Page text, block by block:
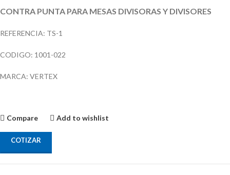
CONTRA PUNTA PARA MESAS DIVISORAS Y DIVISORES
REFERENCIA: TS-1
CODIGO: 1001-022
MARCA: VERTEX
Compare Add to wishlist
COTIZAR